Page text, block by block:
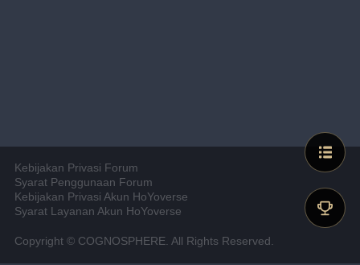
Kebijakan Privasi Forum
Syarat Penggunaan Forum
Kebijakan Privasi Akun HoYoverse
Syarat Layanan Akun HoYoverse
Copyright © COGNOSPHERE. All Rights Reserved.